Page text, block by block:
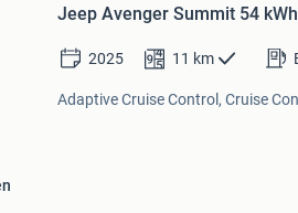
Jeep Avenger Summit 54
2025 11 km
Adaptive Cruise Control, Cruise